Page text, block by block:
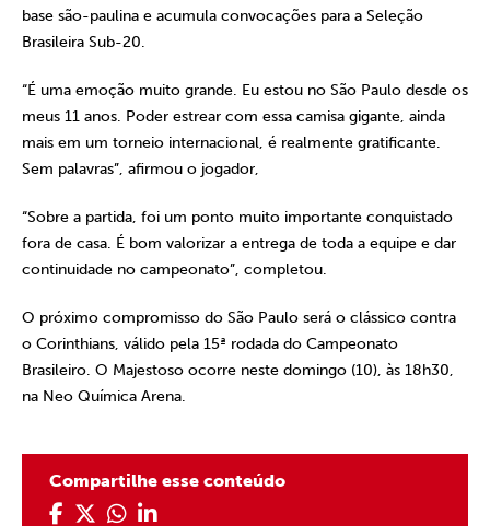
base são-paulina e acumula convocações para a Seleção
Brasileira Sub-20.
“É uma emoção muito grande. Eu estou no São Paulo desde os
meus 11 anos. Poder estrear com essa camisa gigante, ainda
mais em um torneio internacional, é realmente gratificante.
Sem palavras”, afirmou o jogador,
“Sobre a partida, foi um ponto muito importante conquistado
fora de casa. É bom valorizar a entrega de toda a equipe e dar
continuidade no campeonato”, completou.
O próximo compromisso do São Paulo será o clássico contra
o Corinthians, válido pela 15ª rodada do Campeonato
Brasileiro. O Majestoso ocorre neste domingo (10), às 18h30,
na Neo Química Arena.
Compartilhe esse conteúdo